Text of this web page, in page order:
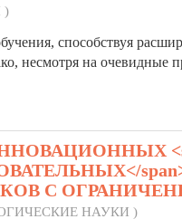
)
способствуя
несмотря на очевидные
С
НАУКИ )